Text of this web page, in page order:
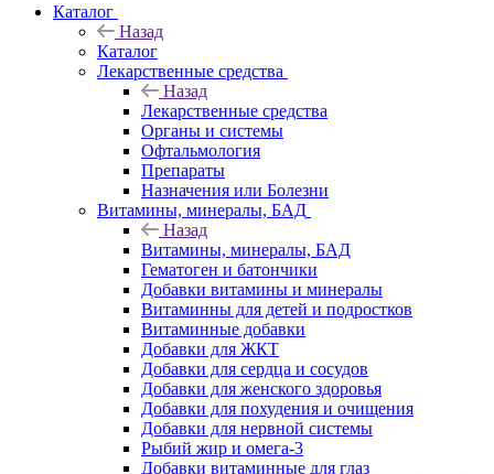
Каталог
Назад
Каталог
Лекарственные средства
Назад
Лекарственные средства
Органы и системы
Офтальмология
Препараты
Назначения или Болезни
Витамины, минералы, БАД
Назад
Витамины, минералы, БАД
Гематоген и батончики
Добавки витамины и минералы
Витаминны для детей и подростков
Витаминные добавки
Добавки для ЖКТ
Добавки для сердца и сосудов
Добавки для женского здоровья
Добавки для похудения и очищения
Добавки для нервной системы
Рыбий жир и омега-3
Добавки витаминные для глаз